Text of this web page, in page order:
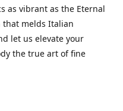
as vibrant as the Eternal
that melds Italian
let us elevate your
the true art of fine